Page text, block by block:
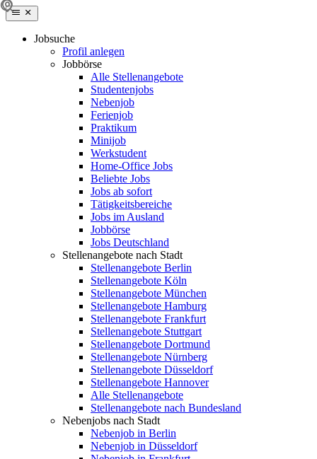
Jobsuche
Profil anlegen
Jobbörse
Alle Stellenangebote
Studentenjobs
Nebenjob
Ferienjob
Praktikum
Minijob
Werkstudent
Home-Office Jobs
Beliebte Jobs
Jobs ab sofort
Tätigkeitsbereiche
Jobs im Ausland
Jobbörse
Jobs Deutschland
Stellenangebote nach Stadt
Stellenangebote Berlin
Stellenangebote Köln
Stellenangebote München
Stellenangebote Hamburg
Stellenangebote Frankfurt
Stellenangebote Stuttgart
Stellenangebote Dortmund
Stellenangebote Nürnberg
Stellenangebote Düsseldorf
Stellenangebote Hannover
Alle Stellenangebote
Stellenangebote nach Bundesland
Nebenjobs nach Stadt
Nebenjob in Berlin
Nebenjob in Düsseldorf